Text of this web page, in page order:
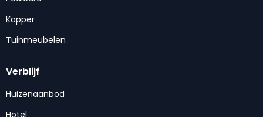
Kapper
Tuinmeubelen
Verblijf
Huizenaanbod
Hotel